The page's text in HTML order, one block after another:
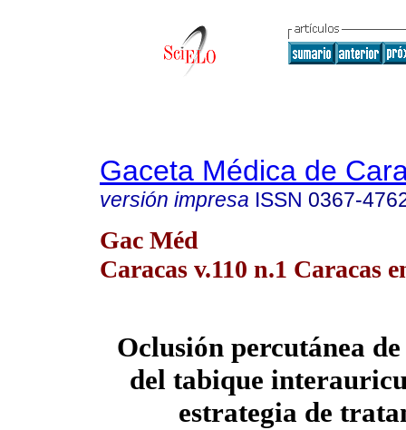
Gaceta Médica de
versión impresa ISSN 0367-
Gac Méd
Caracas v.110 n.1 Caracas
Oclusión percutánea de
del tabique
estrategia de